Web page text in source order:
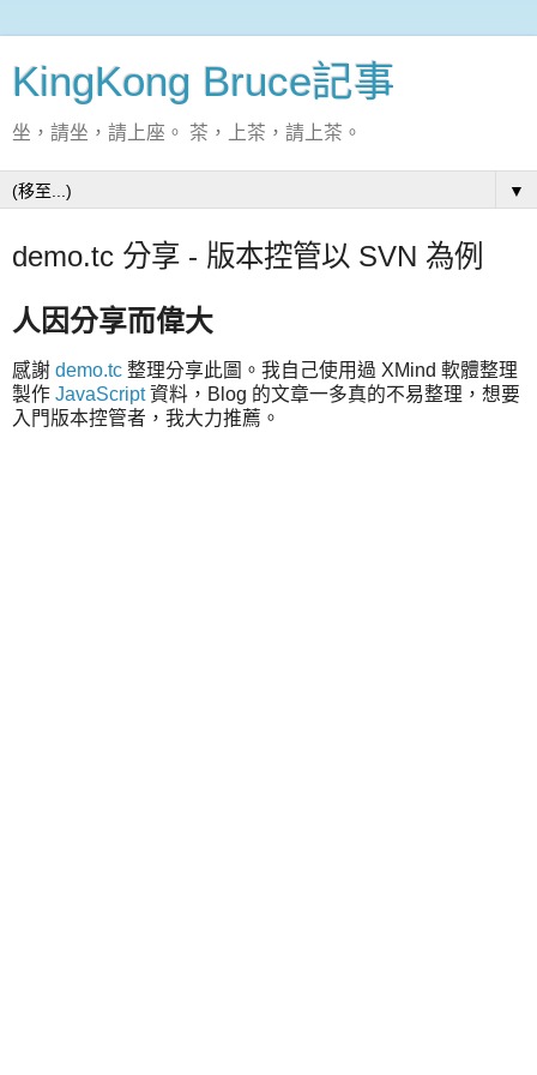
KingKong Bruce記事
坐，請坐，請上座。 茶，上茶，請上茶。
▼
demo.tc 分享 - 版本控管以 SVN 為例
人因分享而偉大
感謝 demo.tc 整理分享此圖。我自己使用過 XMind 軟體整理
製作 JavaScript資料，Blog 的文章一多真的不易整理，想要
入門版本控管者，我大力推薦。